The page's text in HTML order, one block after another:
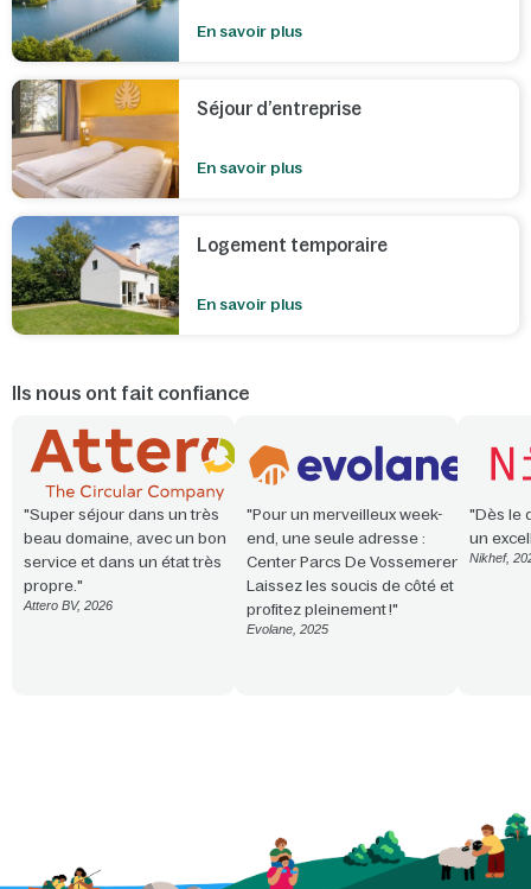
En savoir plus
Séjour d’entreprise
En savoir plus
Logement temporaire
En savoir plus
Ils nous ont fait confiance
"Super séjour dans un très
beau domaine, avec un bon
service et dans un état très
propre."
Attero BV, 2026
"Pour un merveilleux week-
end, une seule adresse :
Center Parcs De Vossemeren.
Laissez les soucis de côté et
profitez pleinement !"
Evolane, 2025
"Dès le
un
Nikhef,